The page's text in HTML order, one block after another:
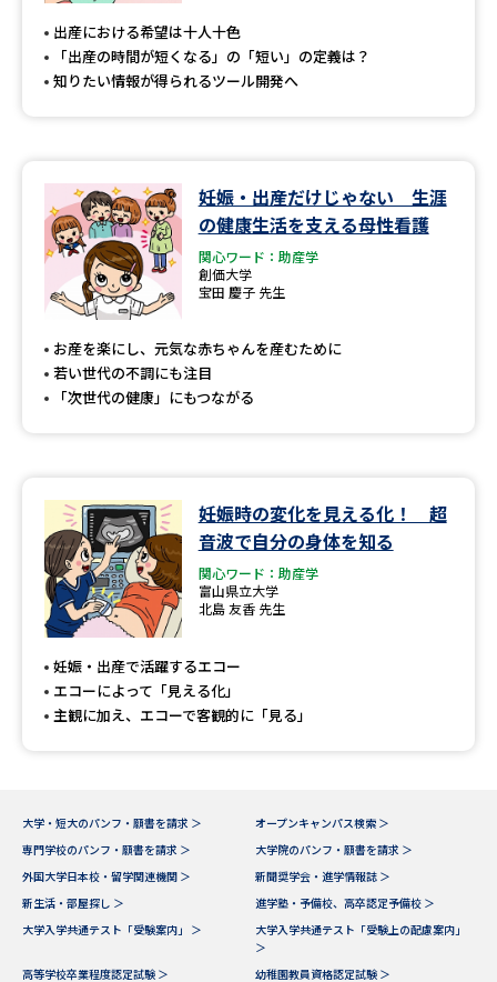
留学・進学関連、塾・予備校
内」の請求
高等学校（情報）教員資格認定
大学研究
大学で学べる内容や特徴を調べる
データサイエンス特集 奨学金・特待生制度特集
デジタルパンフレット 進路の３択
新学年スタート号特集ページ
（高3生用）
SELFBRAND特集ページ
オープンキャンパス検索 実施プログラムから探す
出産における希望は十人十色
「出産の時間が短くなる」の「短い」の定義は？
知りたい情報が得られるツール開発へ
妊娠・出産だけじゃない 生涯
の健康生活を支える母性看護
関心ワード：助産学
創価大学
宝田 慶子 先生
お産を楽にし、元気な赤ちゃんを産むために
若い世代の不調にも注目
「次世代の健康」にもつながる
妊娠時の変化を見える化！ 超
音波で自分の身体を知る
関心ワード：助産学
富山県立大学
北島 友香 先生
妊娠・出産で活躍するエコー
エコーによって「見える化」
主観に加え、エコーで客観的に「見る」
大学・短大のパンフ・願書を請求 ＞
オープンキャンパス検索 ＞
専門学校のパンフ・願書を請求 ＞
大学院のパンフ・願書を請求 ＞
外国大学日本校・留学関連機関 ＞
新聞奨学会・進学情報誌 ＞
新生活・部屋探し ＞
進学塾・予備校、高卒認定予備校 ＞
大学入学共通テスト「受験案内」 ＞
大学入学共通テスト「受験上の配慮案内」
＞
高等学校卒業程度認定試験 ＞
幼稚園教員資格認定試験 ＞